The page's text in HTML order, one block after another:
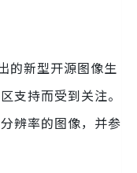
新型开源图像生
支持而受到关注。
辨率的图像，并参